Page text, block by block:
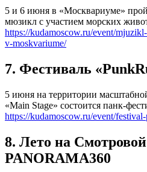
5 и 6 июня в «Москвариуме»
мюзикл с участием морских
https://kudamoscow.ru/event/
v-moskvariume/
7. Фестиваль
5 июня на территории
«Main Stage» состоится панк-
https://kudamoscow.ru/event/
8. Лето на
PANORAMA360